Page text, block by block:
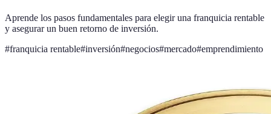
Aprende los pasos fundamentales para elegir una franquicia rentable
y asegurar un buen retorno de inversión.
#franquicia rentable#inversión#negocios#mercado#emprendimiento